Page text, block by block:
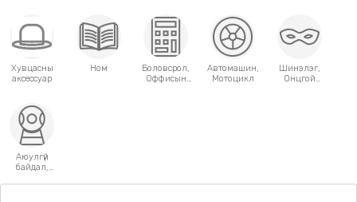
Хувцасны
аксессуар
Ном
Боловсрол,
Оффисын
Автомашин,
Мотоцикл
Шинэлэг,
Онцгой
Аюулгүй
байдал,